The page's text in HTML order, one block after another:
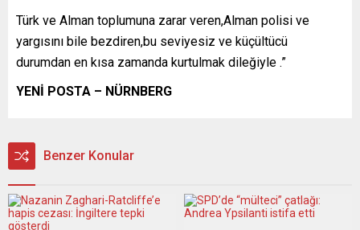
Türk ve Alman toplumuna zarar veren,Alman polisi ve
yargısını bile bezdiren,bu seviyesiz ve küçültücü
durumdan en kısa zamanda kurtulmak dileğiyle .”
YENİ POSTA – NÜRNBERG
Benzer Konular